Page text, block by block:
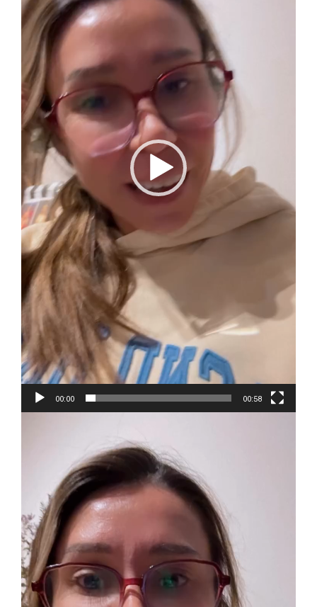
00:00 00:58